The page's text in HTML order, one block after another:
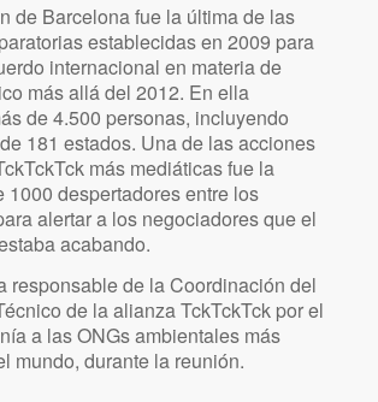
de Barcelona fue la última de las
establecidas en 2009 para
internacional en materia de
más allá del 2012. En ella
de 4.500 personas, incluyendo
181 estados. Una de las acciones
más mediáticas fue la
1000 despertadores entre los
alertar a los negociadores que el
acabando.
responsable de la Coordinación del
de la alianza TckTckTck por el
a las ONGs ambientales más
mundo, durante la reunión.